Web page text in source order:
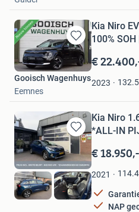
Bewaren
in
Mijn
Favorieten
Kia Niro
100%
€
2023
Gooisch Wagenhuys
Eemnes
Bewaren
in
Mijn
Favorieten
Kia Niro
*ALL-IN
€ 18.950,-
2021
NAP